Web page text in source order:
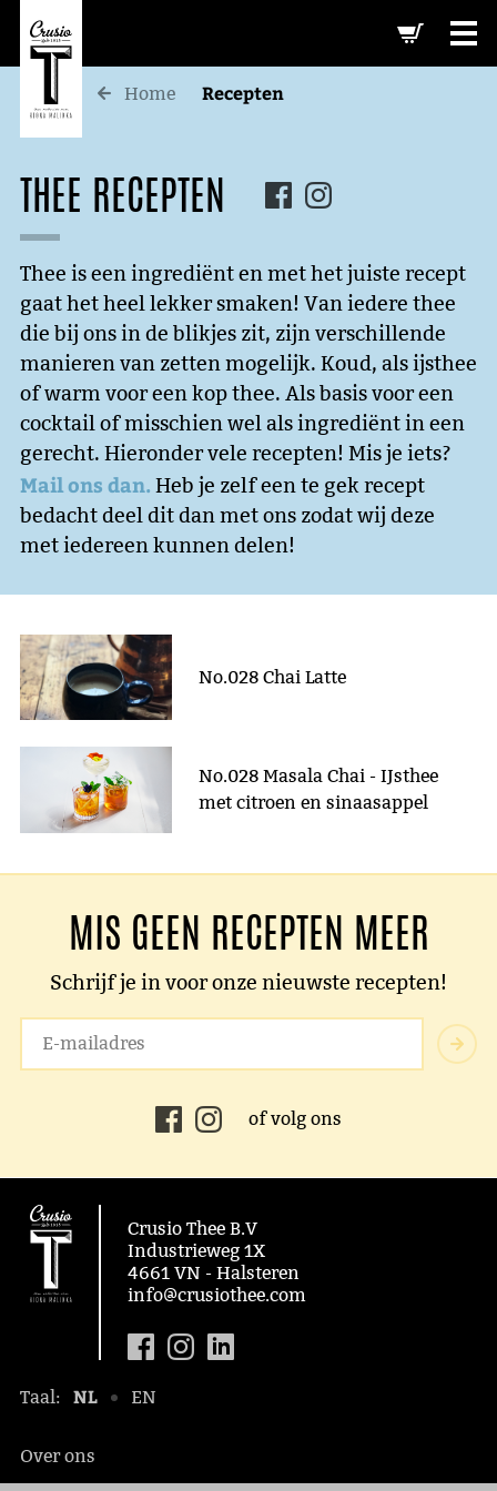
Home Recepten
THEE RECEPTEN
Thee is een ingrediënt en met het juiste recept
gaat het heel lekker smaken! Van iedere thee
die bij ons in de blikjes zit, zijn verschillende
manieren van zetten mogelijk. Koud, als ijsthee
of warm voor een kop thee. Als basis voor een
cocktail of misschien wel als ingrediënt in een
gerecht. Hieronder vele recepten! Mis je iets?
Mail ons dan. Heb je zelf een te gek recept
bedacht deel dit dan met ons zodat wij deze
met iedereen kunnen delen!
No.028 Chai Latte
No.028 Masala Chai - IJsthee
met citroen en sinaasappel
MIS GEEN RECEPTEN MEER
Schrijf je in voor onze nieuwste recepten!
of volg ons
Crusio Thee B.V
Industrieweg 1X
4661 VN - Halsteren
info@crusiothee.com
Taal: NL EN
Over ons